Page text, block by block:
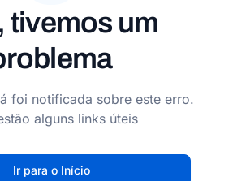
tivemos um
foi notificada sobre este erro.
alguns links úteis
Ir para o Início